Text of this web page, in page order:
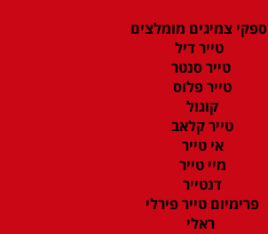
ספקי צמיגים מומלצים
טייר דיל
טייר סנטר
טייר פלוס
קוגול
טייר קלאב
אי טייר
מיי טייר
דנטייר
פרימיום טייר פירלי
ראלי